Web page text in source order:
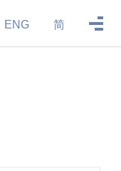
ENG 简